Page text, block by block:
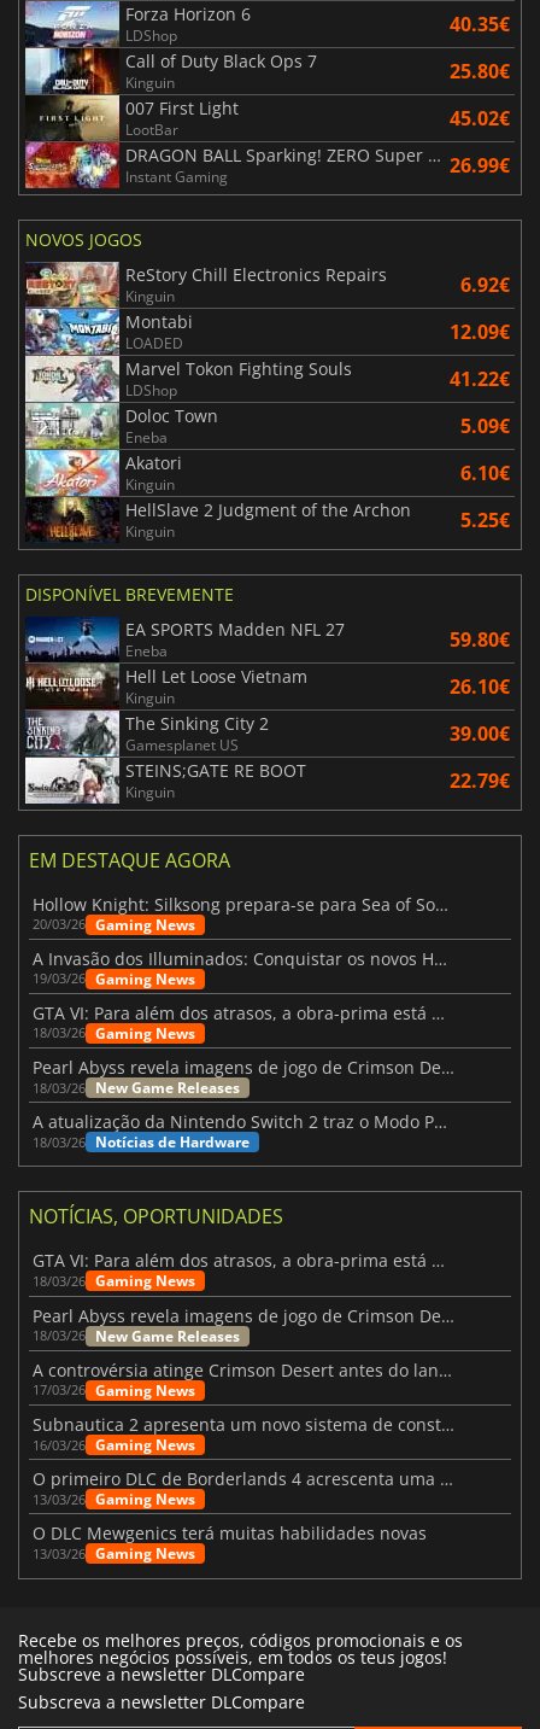
Forza Horizon 6
LDShop 40.35€
Call of Duty Black Ops 7
Kinguin 25.80€
007 First Light
LootBar 45.02€
DRAGON BALL Sparking! ZERO Super Limit Breaking NEO
Instant Gaming 26.99€
NOVOS JOGOS
ReStory Chill Electronics Repairs
Kinguin 6.92€
Montabi
LOADED 12.09€
Marvel Tokon Fighting Souls
LDShop 41.22€
Doloc Town
Eneba 5.09€
Akatori
Kinguin 6.10€
HellSlave 2 Judgment of the Archon
Kinguin 5.25€
DISPONÍVEL BREVEMENTE
EA SPORTS Madden NFL 27
Eneba 59.80€
Hell Let Loose Vietnam
Kinguin 26.10€
The Sinking City 2
Gamesplanet US 39.00€
STEINS;GATE RE BOOT
Kinguin 22.79€
EM DESTAQUE AGORA
Hollow Knight: Silksong prepara-se para Sea of Sorrow com um patch
20/03/26 Gaming News
A Invasão dos Illuminados: Conquistar os novos Helldivers 2 Atualização!
19/03/26 Gaming News
GTA VI: Para além dos atrasos, a obra-prima está quase a chegar
18/03/26 Gaming News
Pearl Abyss revela imagens de jogo de Crimson Desert para a PS5
18/03/26 New Game Releases
A atualização da Nintendo Switch 2 traz o Modo Portátil aos jogos mais antigos da Switch
18/03/26 Notícias de Hardware
NOTÍCIAS, OPORTUNIDADES
GTA VI: Para além dos atrasos, a obra-prima está quase a chegar
18/03/26 Gaming News
Pearl Abyss revela imagens de jogo de Crimson Desert para a PS5
18/03/26 New Game Releases
A controvérsia atinge Crimson Desert antes do lançamento
17/03/26 Gaming News
Subnautica 2 apresenta um novo sistema de construção de bases
16/03/26 Gaming News
O primeiro DLC de Borderlands 4 acrescenta uma nova personagem e muito mais
13/03/26 Gaming News
O DLC Mewgenics terá muitas habilidades novas
13/03/26 Gaming News
Recebe os melhores preços, códigos promocionais e os
melhores negócios possíveis, em todos os teus jogos!
Subscreve a newsletter DLCompare
Subscreva a newsletter DLCompare